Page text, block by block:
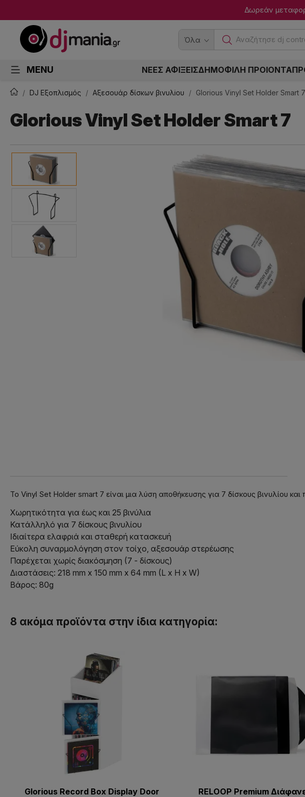
Δωρεάν
Όλα Αναζήτ
MENU ΝΕΕΣ ΑΦΙΞΕΙΣΔΗΜΟΦΙΛΗ ΠΡΟΙΟΝΤΑ
DJ Εξοπλισμός Αξεσουάρ δίσκων βινυλiου Glorious Vinyl Set Holder Smart 7
Glorious Vinyl Set Holder Smart 7
Το Vinyl Set Holder smart 7 είναι μια λύση αποθήκευσης για 7 δίσκους βινυλίου
Χωρητικότητα για έως και 25 βινύλια
Κατάλληλό για 7 δίσκους βινυλίου
Ιδιαίτερα ελαφριά και σταθερή κατασκευή
Εύκολη συναρμολόγηση στον τοίχο, αξεσουάρ στερέωσης
Παρέχεται χωρίς διακόσμηση (7 - δίσκους)
Διαστάσεις: 218 mm x 150 mm x 64 mm (L x H x W)
Βάρος: 80g
8 ακόμα προϊόντα στην ίδια κατηγορία:
Glorious Record Box Display Door
RELOOP Premium